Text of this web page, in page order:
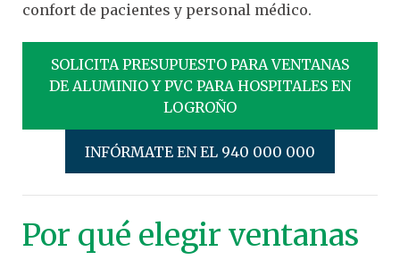
confort de pacientes y personal médico.
SOLICITA PRESUPUESTO PARA VENTANAS
DE ALUMINIO Y PVC PARA HOSPITALES EN
LOGROÑO
INFÓRMATE EN EL 940 000 000
Por qué elegir ventanas